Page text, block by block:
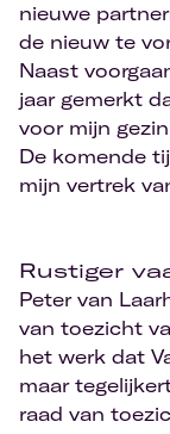
nieuwe
de nieuw te
Naast
jaar gemerkt
voor mijn
De komende
mijn vertrek
Rustiger
Peter van
van toezicht
het werk dat
maar
raad van